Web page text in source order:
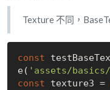
Texture 不同，
const
e( 'assets/basics/
const texture3 =